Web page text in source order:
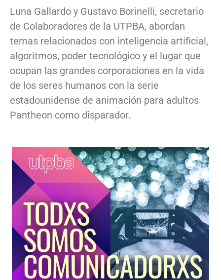
Luna Gallardo y Gustavo Borinelli, secretario
de Colaboradores de la UTPBA, abordan
temas relacionados con inteligencia artificial,
algoritmos, poder tecnológico y el lugar que
ocupan las grandes corporaciones en la vida
de los seres humanos con la serie
estadounidense de animación para adultos
Pantheon como disparador.